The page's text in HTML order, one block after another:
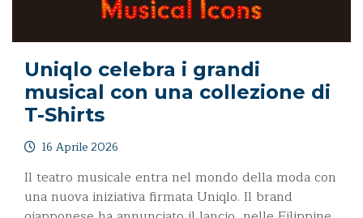
Uniqlo celebra i grandi
musical con una collezione di
T-Shirts
16 Aprile 2026
Il teatro musicale entra nel mondo della moda con
una nuova iniziativa firmata Uniqlo. Il brand